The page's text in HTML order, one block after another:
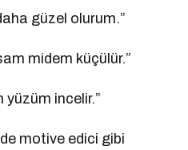
güzel olurum.”
midem küçülür.”
yüzüm incelir.”
motive edici gibi